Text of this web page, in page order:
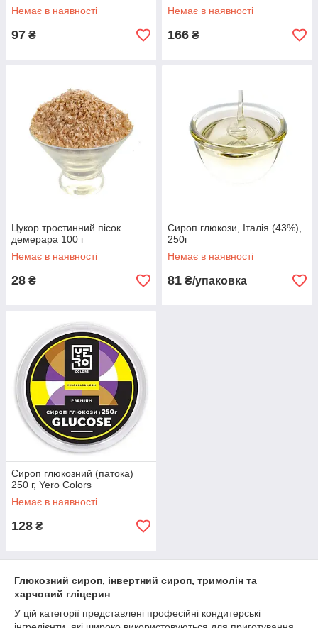
Немає в наявності
97 ₴
Немає в наявності
166 ₴
Цукор тростинний пісок
демерара 100 г
Немає в наявності
28 ₴
Сироп глюкози, Італія (43%),
250г
Немає в наявності
81 ₴/упаковка
Сироп глюкозний (патока)
250 г, Yero Colors
Немає в наявності
128 ₴
Глюкозний сироп, інвертний сироп, тримолін та
харчовий гліцерин
У цій категорії представлені професійні кондитерські